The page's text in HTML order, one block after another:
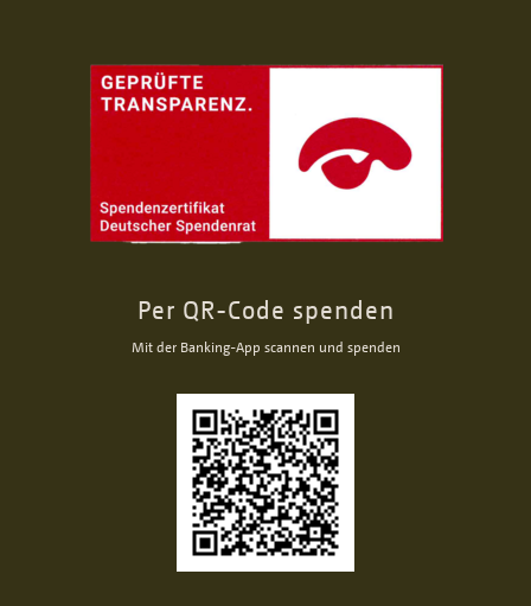
Per QR-Code spenden
Mit der Banking-App scannen und spenden